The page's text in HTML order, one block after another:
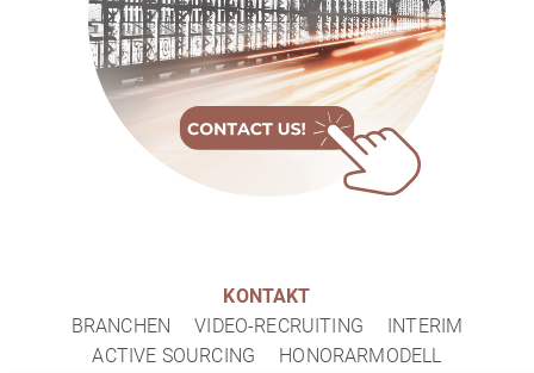
KONTAKT
BRANCHEN
VIDEO-RECRUITING
INTERIM
ACTIVE SOURCING
HONORARMODELL